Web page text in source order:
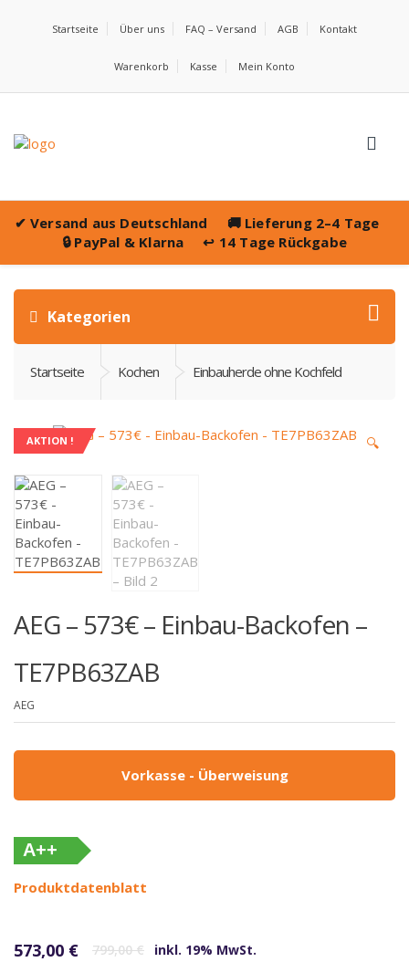
Startseite Über uns FAQ – Versand AGB Kontakt
Warenkorb Kasse Mein Konto
✔ Versand aus Deutschland 🚚 Lieferung 2–4 Tage
🔒 PayPal & Klarna ↩️ 14 Tage Rückgabe
Kategorien
Startseite Kochen Einbauherde ohne Kochfeld
AKTION ! 🔍
AEG – 573€ – Einbau-Backofen –
TE7PB63ZAB
AEG
Vorkasse - Überweisung
A++
Produktdatenblatt
799,00€
573,00 € inkl. 19% MwSt.